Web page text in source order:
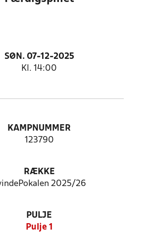
SØN. 07-12-2025
Kl. 14:00
KAMPNUMMER
123790
RÆKKE
2025/26
PULJE
Pulje 1